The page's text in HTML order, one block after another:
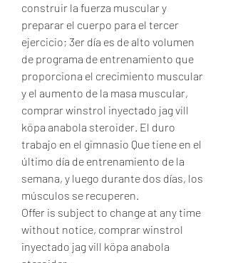
construir la fuerza muscular y
preparar el cuerpo para el tercer
ejercicio; 3er día es de alto volumen
de programa de entrenamiento que
proporciona el crecimiento muscular
y el aumento de la masa muscular,
comprar winstrol inyectado jag vill
köpa anabola steroider. El duro
trabajo en el gimnasio Que tiene en el
último día de entrenamiento de la
semana, y luego durante dos días, los
músculos se recuperen.
Offer is subject to change at any time
without notice, comprar winstrol
inyectado jag vill köpa anabola